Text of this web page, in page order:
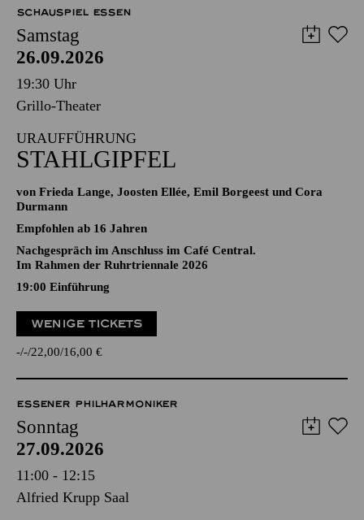
SCHAUSPIEL ESSEN
Samstag
26.09.2026
19:30 Uhr
Grillo-Theater
URAUFFÜHRUNG
STAHLGIPFEL
von Frieda Lange, Joosten Ellée, Emil Borgeest und Cora
Durmann
Empfohlen ab 16 Jahren
Nachgespräch im Anschluss im Café Central.
Im Rahmen der Ruhrtriennale 2026
19:00 Einführung
WENIGE TICKETS
- - 22,00 16,00 €
ESSENER PHILHARMONIKER
Sonntag
27.09.2026
11:00 - 12:15
Alfried Krupp Saal